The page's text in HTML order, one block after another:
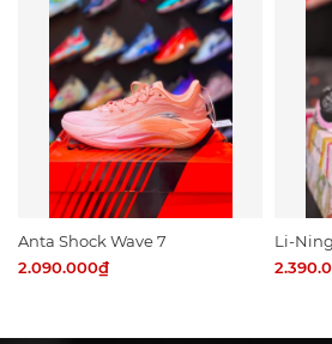
Anta Shock Wave 7
2.090.000₫
Li-